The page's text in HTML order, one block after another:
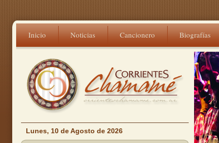
Inicio Noticias Cancionero Biografías
Lunes, 10 de Agosto de 2026